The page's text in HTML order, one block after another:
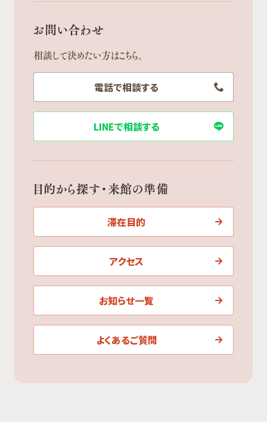
お問い合わせ
相談して決めたい方はこちら。
電話で相談する
LINEで相談する
目的から探す・来館の準備
滞在目的
アクセス
お知らせ一覧
よくあるご質問